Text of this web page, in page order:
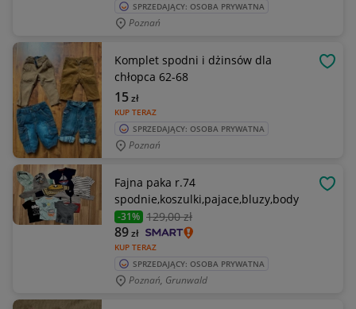
SPRZEDAJĄCY: OSOBA PRYWATNA
Poznań
Komplet spodni i dżinsów dla
chłopca 62-68
KUP TERAZ
15zł
SPRZEDAJĄCY: OSOBA PRYWATNA
Poznań
Fajna paka r.74
spodnie,koszulki,pajace,bluzy,body
-31% 129,00 zł
KUP TERAZ
89zł
SPRZEDAJĄCY: OSOBA PRYWATNA
Poznań, Grunwald